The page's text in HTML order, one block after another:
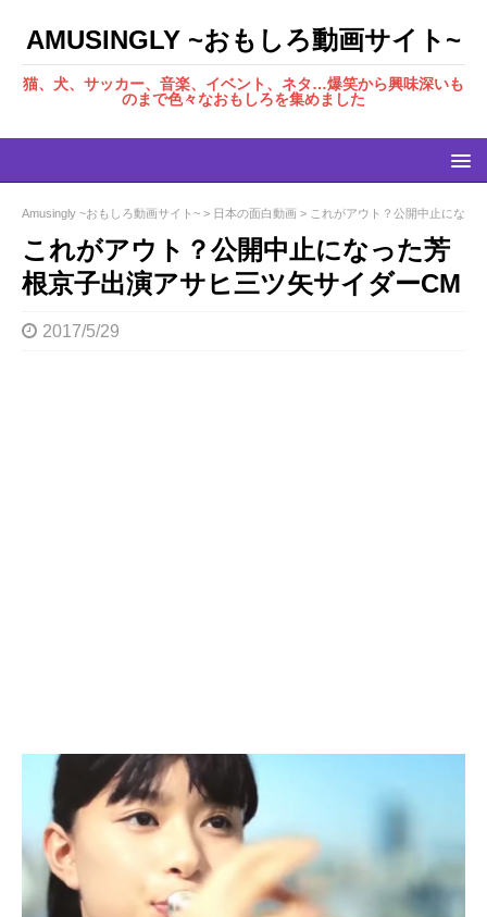
AMUSINGLY ~おもしろ動画サイト~
猫、犬、サッカー、音楽、イベント、ネタ…爆笑から興味深いも
のまで色々なおもしろを集めました
Amusingly ~おもしろ動画サイト~ > 日本の面白動画 > これがアウト？公開中止になっ
これがアウト？公開中止になった芳
根京子出演アサヒ三ツ矢サイダーCM
2017/5/29